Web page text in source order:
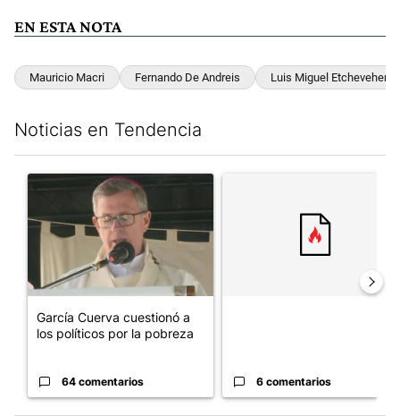
EN ESTA NOTA
Mauricio Macri Fernando De Andreis Luis Miguel Etchevehere
Noticias en Tendencia
Un artículo de tendencia con el título "García Cuerva
García Cuerva cuestionó a
los políticos por la pobreza
64 comentarios 6 comentarios